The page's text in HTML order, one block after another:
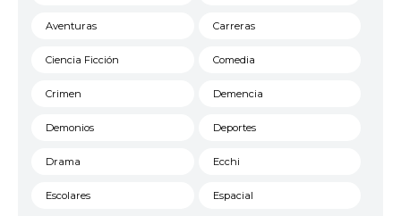
Aventuras Carreras
Ciencia Ficción Comedia
Crimen Demencia
Demonios Deportes
Drama Ecchi
Escolares Espacial